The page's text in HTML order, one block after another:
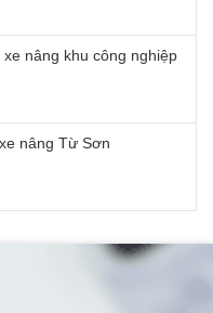
nâng khu công nghiệp
nâng Từ Sơn